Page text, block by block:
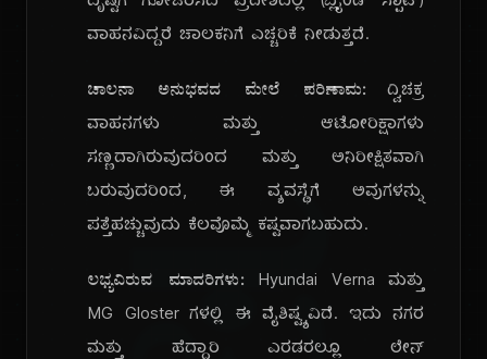
ವಾಹನವಿದ್ದರೆ ಚಾಲಕನಿಗೆ ಎಚ್ಚರಿಕೆ ನೀಡುತ್ತದೆ.
ಚಾಲನಾ ಅನುಭವದ ಮೇಲೆ ಪರಿಣಾಮ: ದ್ವಿಚಕ್ರ
ವಾಹನಗಳು ಮತ್ತು ಆಟೋರಿಕ್ಷಾಗಳು
ಸಣ್ಣದಾಗಿರುವುದರಿಂದ ಮತ್ತು ಅನಿರೀಕ್ಷಿತವಾಗಿ
ಬರುವುದರಿಂದ, ಈ ವ್ಯವಸ್ಥೆಗೆ ಅವುಗಳನ್ನು
ಪತ್ತೆಹಚ್ಚುವುದು ಕೆಲವೊಮ್ಮೆ ಕಷ್ಟವಾಗಬಹುದು.
ಲಭ್ಯವಿರುವ ಮಾದರಿಗಳು: Hyundai Verna ಮತ್ತು
MG Gloster ಗಳಲ್ಲಿ ಈ ವೈಶಿಷ್ಟ್ಯವಿದೆ. ಇದು ನಗರ
ಮತ್ತು ಹೆದ್ದಾರಿ ಎರಡರಲ್ಲೂ ಲೇನ್